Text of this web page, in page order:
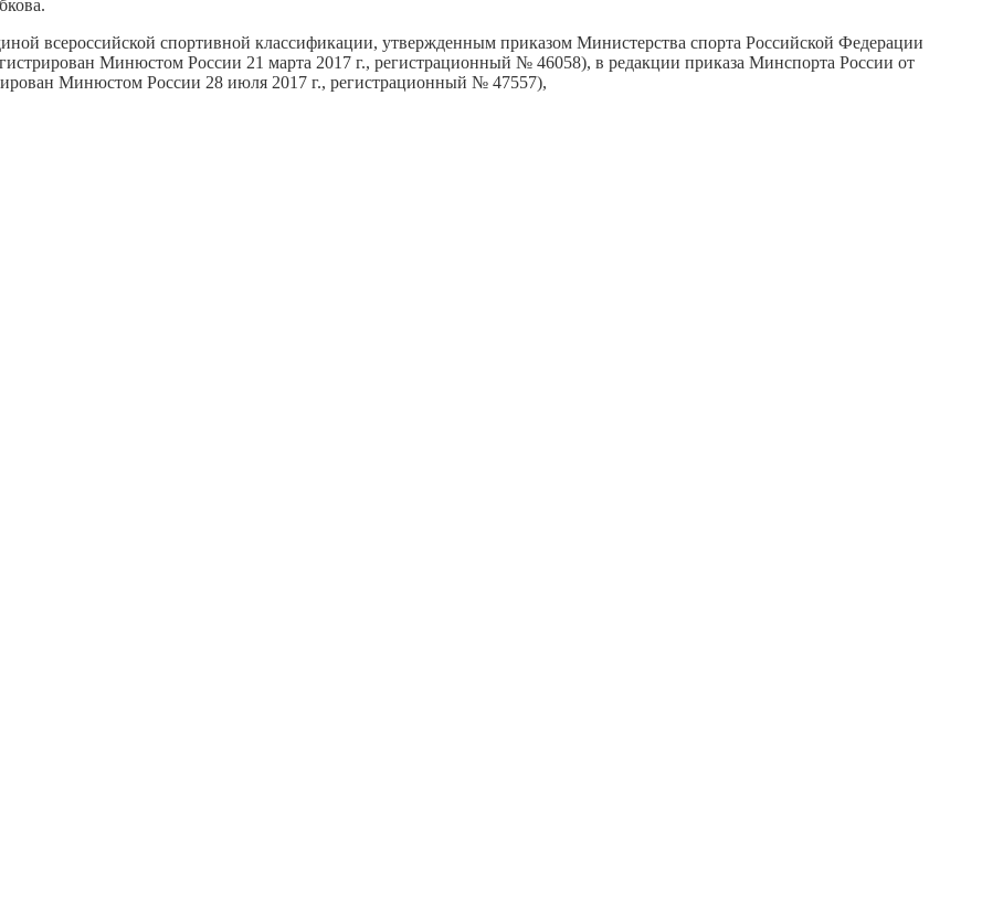
всероссийской спортивной классификации, утвержденным приказом Министерства спорта Российской Федерации
Минюстом России 21 марта 2017 г., регистрационный № 46058), в редакции приказа Минспорта России от
Минюстом России 28 июля 2017 г., регистрационный № 47557),